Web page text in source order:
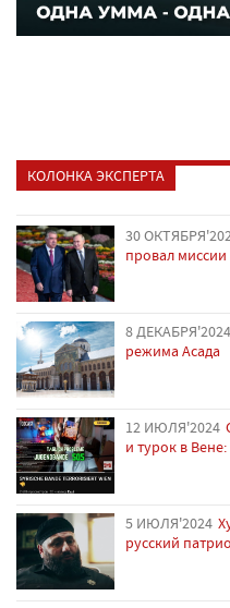
КОЛОНКА ЭКСПЕРТА
30
провал
8 ДЕКАБРЯ'2024
режима Асада
12 ИЮЛЯ'2024
и турок в Вене:
5 ИЮЛЯ'2024
русский